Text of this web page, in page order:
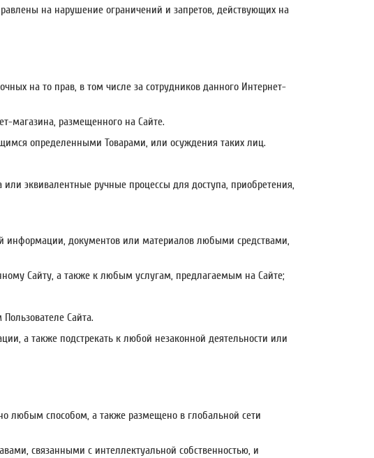
на нарушение ограничений и запретов, действующих на
на то прав, в том числе за сотрудников данного Интернет-
магазина, размещенного на Сайте.
определенными Товарами, или осуждения таких лиц.
эквивалентные ручные процессы для доступа, приобретения,
информации, документов или материалов любыми средствами,
Сайту, а также к любым услугам, предлагаемым на Сайте;
Сайта.
а также подстрекать к любой незаконной деятельности или
любым способом, а также размещено в глобальной сети
связанными с интеллектуальной собственностью, и